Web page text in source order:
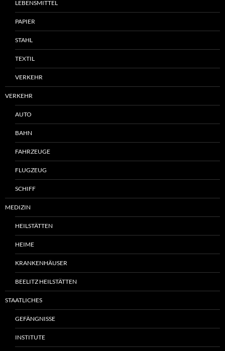
LEBENSMITTEL
PAPIER
STAHL
TEXTIL
VERKEHR
VERKEHR
AUTO
BAHN
FAHRZEUGE
FLUGZEUG
SCHIFF
MEDIZIN
HEILSTÄTTEN
HEIME
KRANKENHÄUSER
BEELITZ HEILSTÄTTEN
STAATLICHES
GEFÄNGNISSE
INSTITUTE